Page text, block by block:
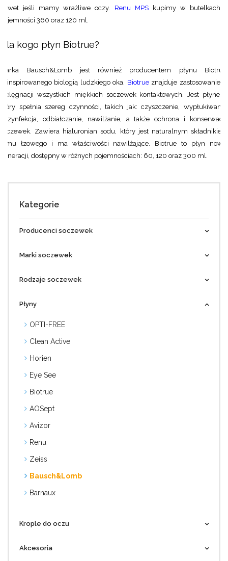
nawet jeśli mamy wrażliwe oczy. Renu MPSkupimy w butelkach o
pojemności 360 oraz 120 ml.
Dla kogo płyn Biotrue?
Marka Bausch&Lomb jest również producentem płynu Biotrue
zainspirowanego biologią ludzkiego oka. Biotrueznajduje zastosowanie w
pielęgnacji wszystkich miękkich soczewek kontaktowych. Jest płynem,
który spełnia szereg czynności, takich jak: czyszczenie, wypłukiwanie,
dezynfekcja, odbiałczanie, nawilżanie, a także ochrona i konserwacja
soczewek. Zawiera hialuronian sodu, który jest naturalnym składnikiem
filmu łzowego i ma właściwości nawilżające. Biotrue to płyn nowej
generacji, dostępny w różnych pojemnościach: 60, 120 oraz 300 ml.
Kategorie
Producenci soczewek
Marki soczewek
Rodzaje soczewek
Płyny
OPTI-FREE
Clean Active
Horien
Eye See
Biotrue
AOSept
Avizor
Renu
Zeiss
Bausch&Lomb
Barnaux
Krople do oczu
Akcesoria